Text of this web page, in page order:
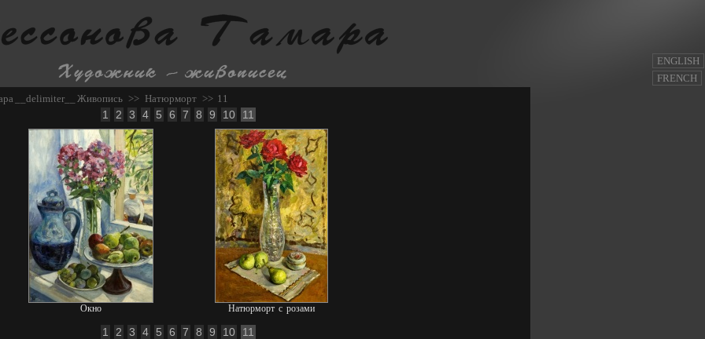
ENGLISH
FRENCH
__delimiter__ Живопись >> Натюрморт >> 11
1 2 3 4 5 6 7 8 9 10 11
Окно Натюрморт с розами
1 2 3 4 5 6 7 8 9 10 11